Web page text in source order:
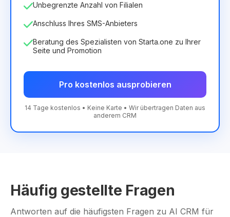
Unbegrenzte Anzahl von Filialen
Anschluss Ihres SMS-Anbieters
Beratung des Spezialisten von Starta.one zu Ihrer
Seite und Promotion
Pro kostenlos ausprobieren
14 Tage kostenlos • Keine Karte • Wir übertragen Daten aus
anderem CRM
Häufig gestellte Fragen
Antworten auf die häufigsten Fragen zu AI CRM für